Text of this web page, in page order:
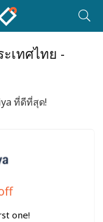
เทศไทย -
ที่ดีที่สุด!
one!